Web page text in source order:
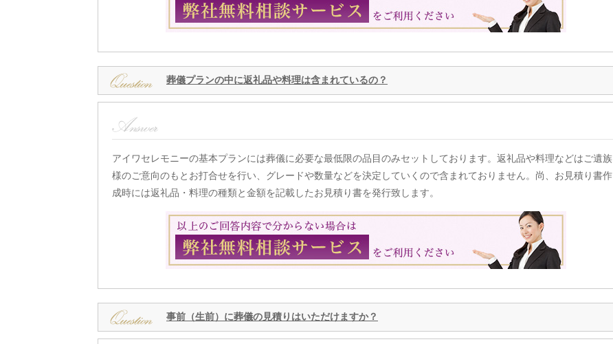
葬儀プランの中に返礼品や料理は含まれているの？
アイワセレモニーの基本プランには葬儀に必要な最低限の品目のみセットしております。返礼品や料理などはご遺族
様のご意向のもとお打合せを行い、グレードや数量などを決定していくので含まれておりません。尚、お見積り書作
成時には返礼品・料理の種類と金額を記載したお見積り書を発行致します。
事前（生前）に葬儀の見積りはいただけますか？